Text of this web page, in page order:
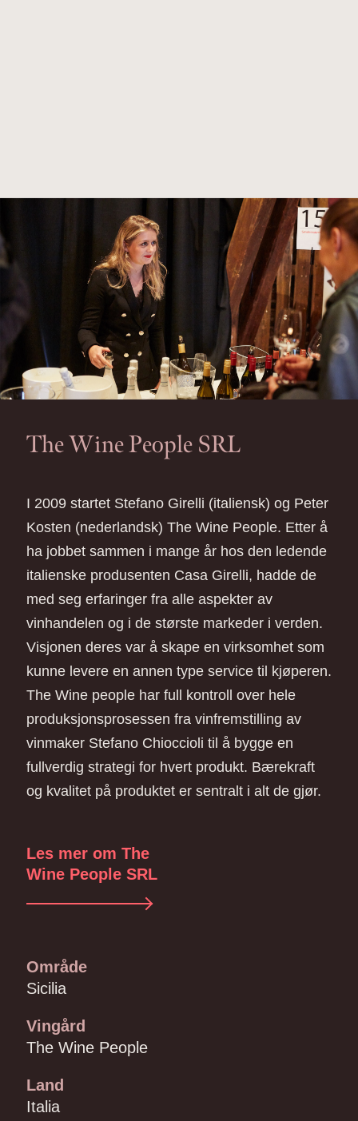
The Wine People SRL
I 2009 startet Stefano Girelli (italiensk) og Peter
Kosten (nederlandsk) The Wine People. Etter å
ha jobbet sammen i mange år hos den ledende
italienske produsenten Casa Girelli, hadde de
med seg erfaringer fra alle aspekter av
vinhandelen og i de største markeder i verden.
Visjonen deres var å skape en virksomhet som
kunne levere en annen type service til kjøperen.
The Wine people har full kontroll over hele
produksjonsprosessen fra vinfremstilling av
vinmaker Stefano Chioccioli til å bygge en
fullverdig strategi for hvert produkt. Bærekraft
og kvalitet på produktet er sentralt i alt de gjør.
Les mer om The
Wine People SRL
Område
Sicilia
Vingård
The Wine People
Land
Italia